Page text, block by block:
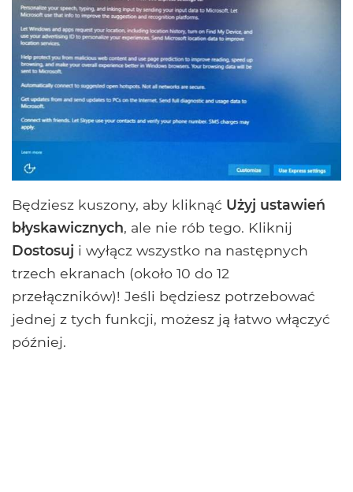
Będziesz kuszony, aby kliknąć Użyj ustawień
błyskawicznych, ale nie rób tego. Kliknij
Dostosuj i wyłącz wszystko na następnych
trzech ekranach (około 10 do 12
przełączników)! Jeśli będziesz potrzebować
jednej z tych funkcji, możesz ją łatwo włączyć
później.